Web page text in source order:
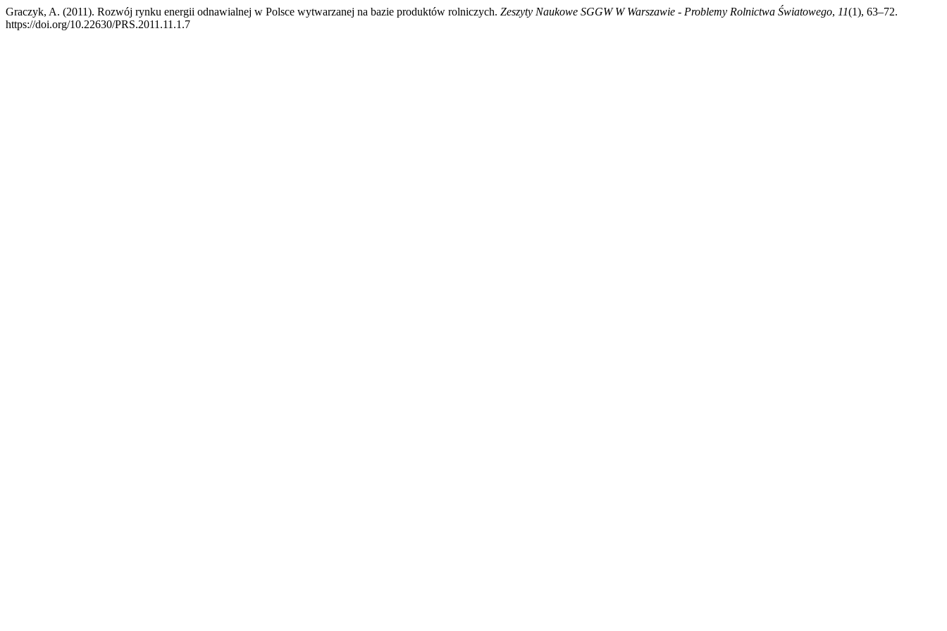
Graczyk, A. (2011). Rozwój rynku energii odnawialnej w Polsce wytwarzanej na bazie produktów rolniczych. Zeszyty Naukowe SGGW W Warszawie - Problemy Rolnictwa Światowego, 11(1), 63–72.
https://doi.org/10.22630/PRS.2011.11.1.7